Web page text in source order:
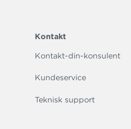
Kontakt
Kontakt-din-konsulent
Kundeservice
Teknisk support